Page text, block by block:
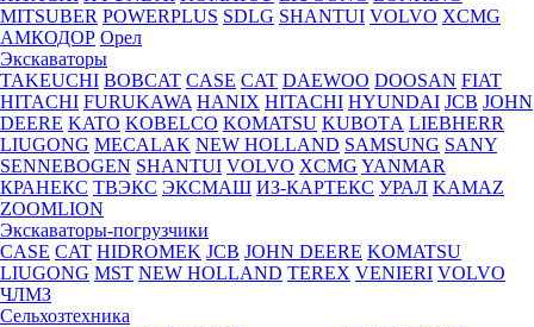
MITSUBER POWERPLUS SDLG SHANTUI VOLVO XCMG
АМКОДОР Орел
Экскаваторы
TAKEUCHI BOBCAT CASE CAT DAEWOO DOOSAN FIAT
HITACHI FURUKAWA HANIX HITACHI HYUNDAI JCB JOHN
DEERE KATO KOBELCO KOMATSU KUBOTА LIEBHERR
LIUGONG MECALAK NEW HOLLAND SAMSUNG SANY
SENNEBOGEN SHANTUI VOLVO XCMG YANMAR
КРАНЕКС ТВЭКС ЭКСМАШ ИЗ-КАРТЕКС УРАЛ KAMAZ
ZOOMLION
Экскаваторы-погрузчики
CASE CAT HIDROМEK JCB JOHN DEERE KOMATSU
LIUGONG MST NEW HOLLAND TEREX VENIERI VOLVO
ЧЛМЗ
Сельхозтехника